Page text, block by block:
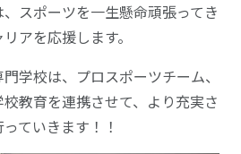
スポーツを一生懸命頑張ってき
アを応援します。
学校は、プロスポーツチーム、
教育を連携させて、より充実さ
ていきます！！